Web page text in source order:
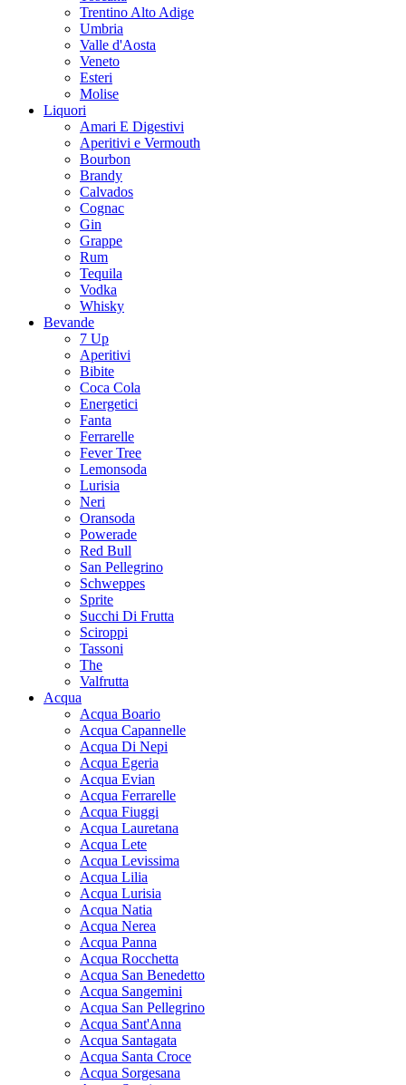
Trentino Alto Adige
Umbria
Valle d'Aosta
Veneto
Esteri
Molise
Liquori
Amari E Digestivi
Aperitivi e Vermouth
Bourbon
Brandy
Calvados
Cognac
Gin
Grappe
Rum
Tequila
Vodka
Whisky
Bevande
7 Up
Aperitivi
Bibite
Coca Cola
Energetici
Fanta
Ferrarelle
Fever Tree
Lemonsoda
Lurisia
Neri
Oransoda
Powerade
Red Bull
San Pellegrino
Schweppes
Sprite
Succhi Di Frutta
Sciroppi
Tassoni
The
Valfrutta
Acqua
Acqua Boario
Acqua Capannelle
Acqua Di Nepi
Acqua Egeria
Acqua Evian
Acqua Ferrarelle
Acqua Fiuggi
Acqua Lauretana
Acqua Lete
Acqua Levissima
Acqua Lilia
Acqua Lurisia
Acqua Natia
Acqua Nerea
Acqua Panna
Acqua Rocchetta
Acqua San Benedetto
Acqua Sangemini
Acqua San Pellegrino
Acqua Sant'Anna
Acqua Santagata
Acqua Santa Croce
Acqua Sorgesana